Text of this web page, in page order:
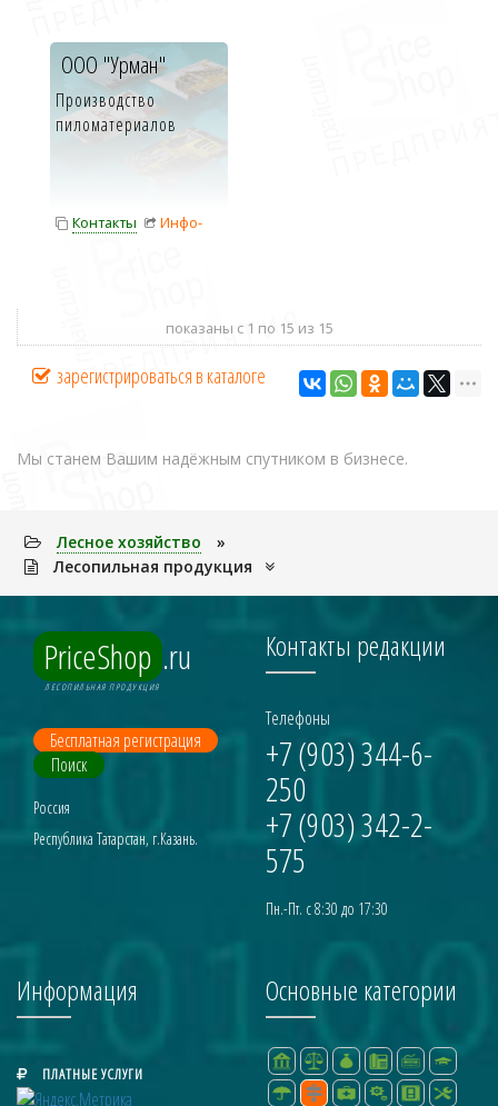
ООО "Урман"
Производство
пиломатериалов
Контакты
Инфо-
показаны с 1 по 15 из 15
зарегистрироваться в каталоге
Мы станем Вашим надёжным спутником в бизнесе.
Лесное хозяйство
»
Лесопильная продукция
PriceShop .ru
ЛЕСОПИЛЬНАЯ ПРОДУКЦИЯ
Бесплатная регистрация
Поиск
Россия
Республика Татарстан, г.Казань.
Контакты редакции
Телефоны
+7 (903) 344-6-
250
+7 (903) 342-2-
575
Пн.-Пт. с 8:30 до 17:30
Информация
ПЛАТНЫЕ УСЛУГИ
Основные категории